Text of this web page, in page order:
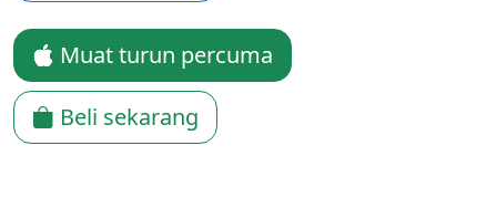
Muat turun percuma
Beli sekarang